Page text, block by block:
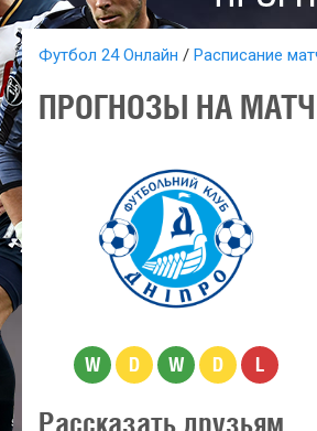
Футбол 24 Онлайн Расписание
ПРОГНОЗЫ НА
W D W D L
Рассказать друзьям